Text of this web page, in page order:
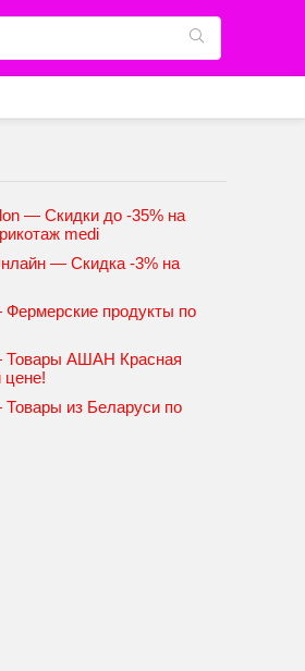
— Скидки до -35% на
medi
— Скидка -3% на
продукты по
АШАН Красная
цене!
из Беларуси по